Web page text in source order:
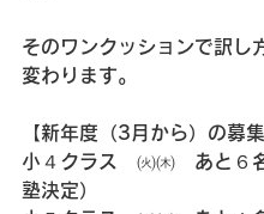
そのワンクッションで訳し
変わります。
【新年度（3月から）の募集
小４クラス　㈫㈭　あと６
塾決定）